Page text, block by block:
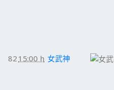
82 15:00 h 女武神